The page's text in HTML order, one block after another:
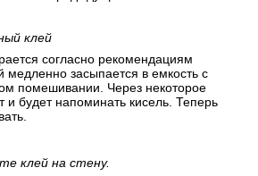
клей
согласно рекомендациям
медленно засыпается в емкость с
помешивании. Через некоторое
и будет напоминать кисель. Теперь
клей на стену.